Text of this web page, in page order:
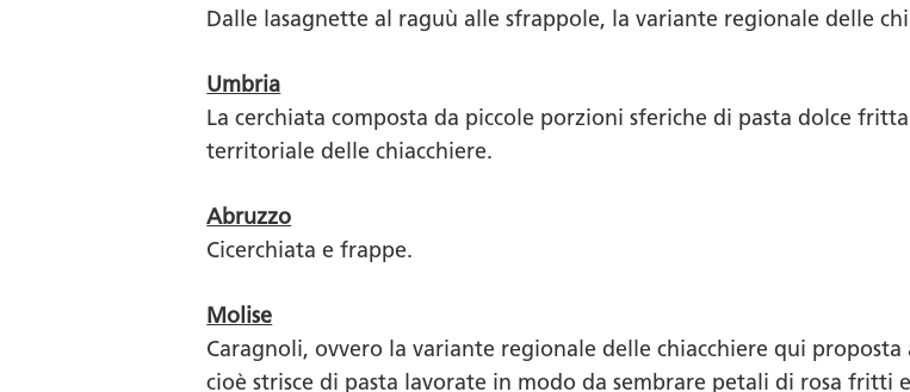
Dalle lasagnette al raguù alle sfrappole, la variante regionale delle
Umbria
La cerchiata composta da piccole porzioni sferiche di pasta dolce
territoriale delle chiacchiere.
Abruzzo
Cicerchiata e frappe.
Molise
Caragnoli, ovvero la variante regionale delle chiacchiere qui
cioè strisce di pasta lavorate in modo da sembrare petali di rosa fritti